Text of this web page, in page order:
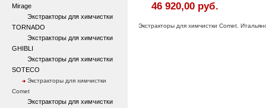
Mirage
Экстракторы для химчистки
TORNADO
Экстракторы для химчистки
GHIBLI
Экстракторы для химчистки
SOTECO
Экстракторы для химчистки
Comet
Экстракторы для химчистки
46 920,00 руб.
Экстракторы для химчистки Comet.